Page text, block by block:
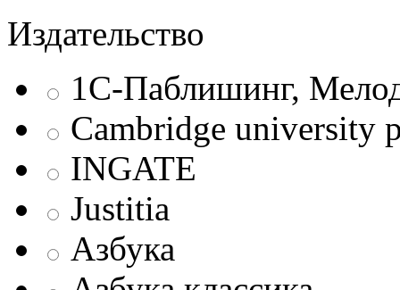
Издательство
1С-Паблишинг,
Cambridge university
INGATE
Justitia
Азбука